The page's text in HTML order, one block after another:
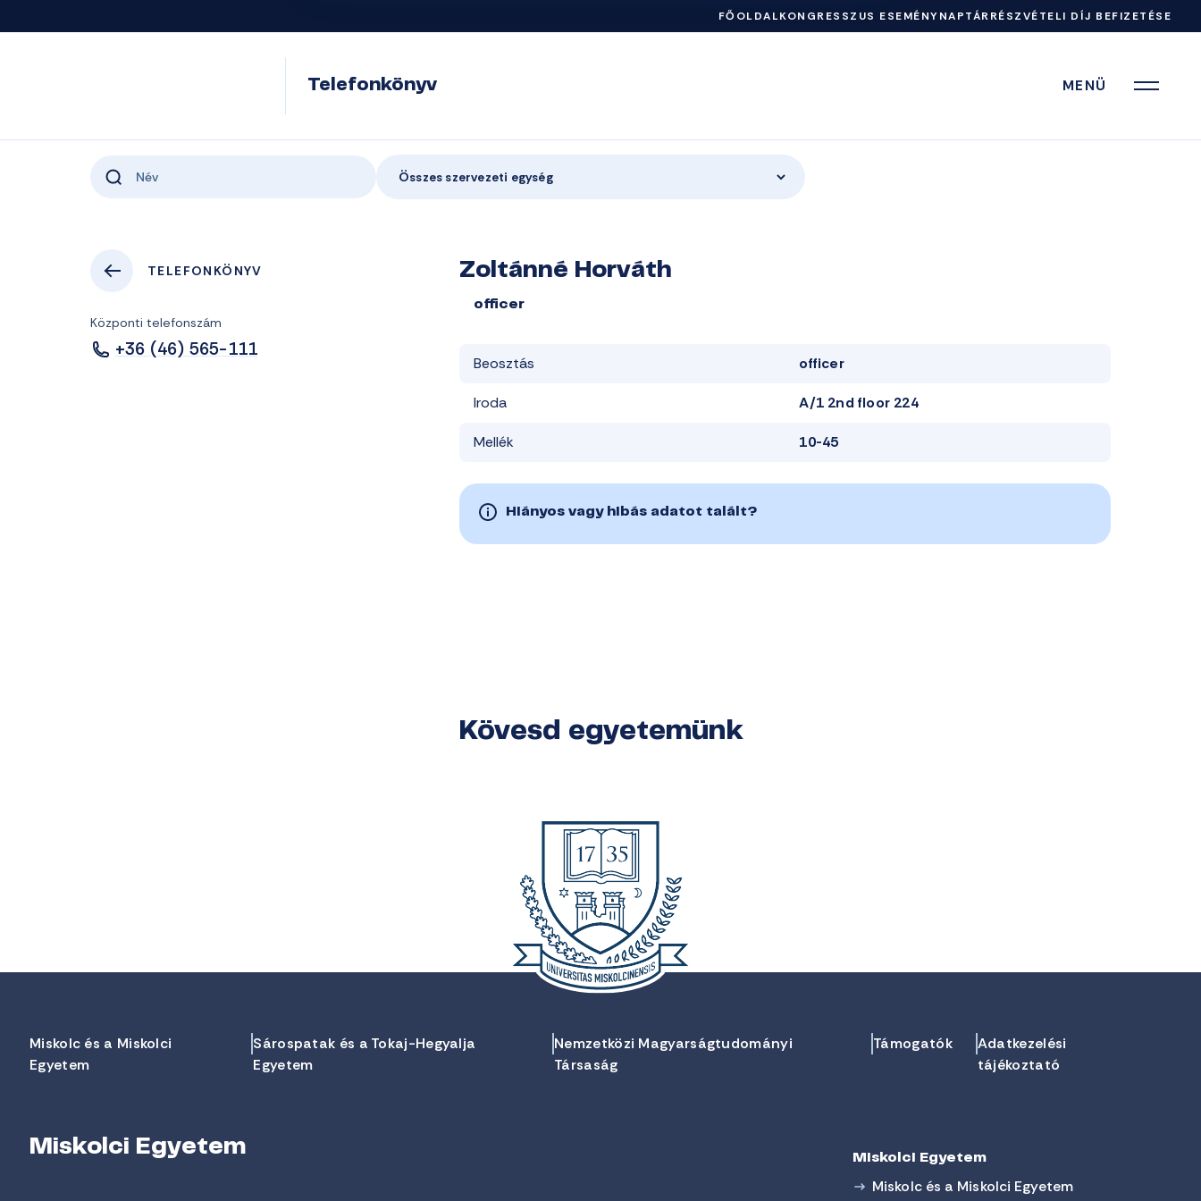
FŐOLDALKONGRESSZUS ESEMÉNYNAPTÁRRÉSZVÉTELI DÍJ BEFIZETÉSE
Telefonkönyv MENÜ
Összes szervezeti egység
TELEFONKÖNYV
Központi telefonszám
+36 (46) 565-111
Zoltánné Horváth
officer
Beosztás officer
Iroda A/1 2nd floor 224
Mellék 10-45
Hiányos vagy hibás adatot talált?
Kövesd egyetemünk
Miskolc és a Miskolci
Egyetem
Sárospatak és a Tokaj-Hegyalja
Egyetem
Nemzetközi Magyarságtudományi
Társaság
Támogatók
Adatkezelési
tájékoztató
Miskolci Egyetem Miskolci Egyetem
Miskolc és a Miskolci Egyetem